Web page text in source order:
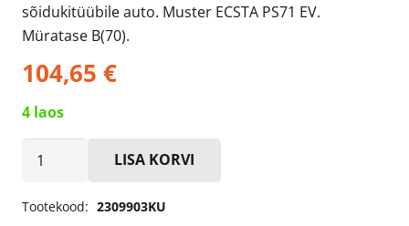
sõidukitüübile auto. Muster ECSTA PS71 EV.
Müratase B(70).
104,65 €
4 laos
LISA KORVI
Tootekood: 2309903KU